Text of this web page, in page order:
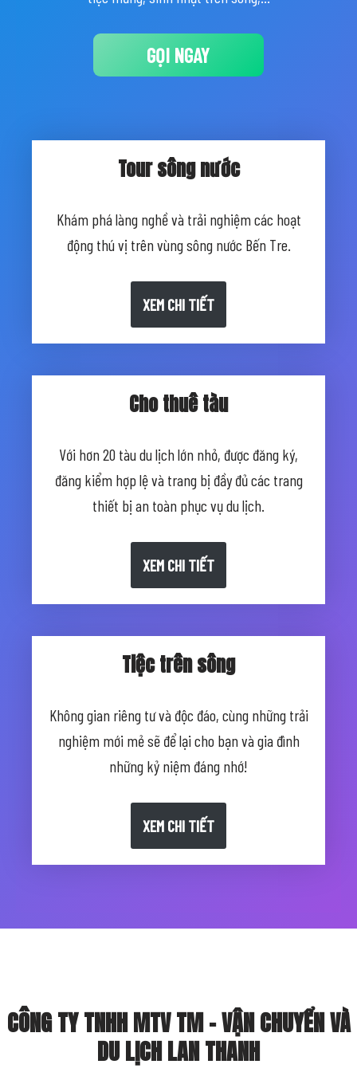
GỌI NGAY
Tour sông nước
Khám phá làng nghề và trải nghiệm các hoạt
động thú vị trên vùng sông nước Bến Tre.
XEM CHI TIẾT
Cho thuê tàu
Với hơn 20 tàu du lịch lớn nhỏ, được đăng ký,
đăng kiểm hợp lệ và trang bị đầy đủ các trang
thiết bị an toàn phục vụ du lịch.
XEM CHI TIẾT
Tiệc trên sông
Không gian riêng tư và độc đáo, cùng những trải
nghiệm mới mẻ sẽ để lại cho bạn và gia đình
những kỷ niệm đáng nhớ!
XEM CHI TIẾT
CÔNG TY TNHH MTV TM – VẬN CHUYỂN VÀ
DU LỊCH LAN THANH